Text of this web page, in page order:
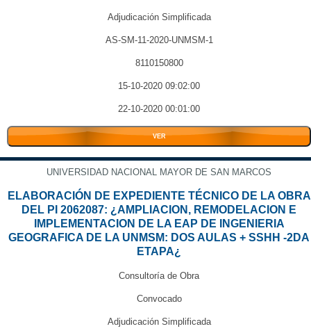
Adjudicación Simplificada
AS-SM-11-2020-UNMSM-1
8110150800
15-10-2020 09:02:00
22-10-2020 00:01:00
VER
UNIVERSIDAD NACIONAL MAYOR DE SAN MARCOS
ELABORACIÓN DE EXPEDIENTE TÉCNICO DE LA OBRA
DEL PI 2062087: ¿AMPLIACION, REMODELACION E
IMPLEMENTACION DE LA EAP DE INGENIERIA
GEOGRAFICA DE LA UNMSM: DOS AULAS + SSHH -2DA
ETAPA¿
Consultoría de Obra
Convocado
Adjudicación Simplificada